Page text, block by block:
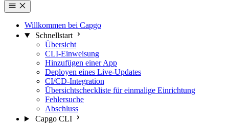
Willkommen bei Capgo
Schnellstart
Übersicht
CLI-Einweisung
Hinzufügen einer App
Deployen eines Live-Updates
CI/CD-Integration
Übersichtscheckliste für einmalige Einrichtung
Fehlersuche
Abschluss
Capgo CLI